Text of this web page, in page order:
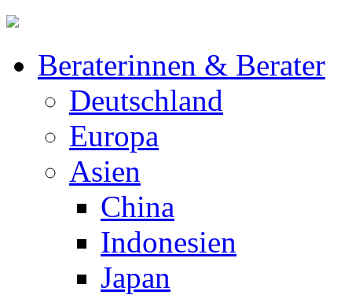
Beraterinnen & Berater
Deutschland
Europa
Asien
China
Indonesien
Japan